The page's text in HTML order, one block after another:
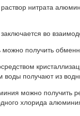
нитрата
во
получить
получают из
можно получить
хлорида